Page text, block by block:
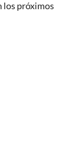
los próximos